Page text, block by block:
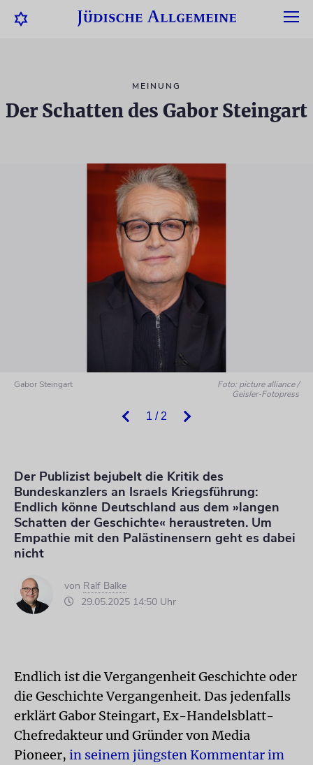
MEINUNG
Der Schatten des Gabor Steingart
1 / 2
Gabor Steingart
Foto: picture alliance /
Geisler-Fotopress
Der Publizist bejubelt die Kritik des
Bundeskanzlers an Israels Kriegsführung:
Endlich könne Deutschland aus dem »langen
Schatten der Geschichte« heraustreten. Um
Empathie mit den Palästinensern geht es dabei
nicht
von Ralf Balke
29.05.2025 14:50 Uhr
Endlich ist die Vergangenheit Geschichte oder
die Geschichte Vergangenheit. Das jedenfalls
erklärt Gabor Steingart, Ex-Handelsblatt-
Chefredakteur und Gründer von Media
Pioneer, in seinem jüngsten Kommentar im